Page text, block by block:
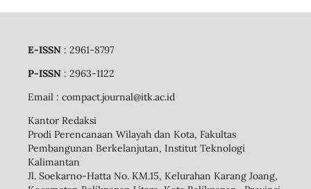
E-ISSN : 2961-8797
P-ISSN : 2963-1122
Email : compact.journal@itk.ac.id
Kantor Redaksi
Prodi Perencanaan Wilayah dan Kota, Fakultas
Pembangunan Berkelanjutan, Institut Teknologi
Kalimantan
Jl. Soekarno-Hatta No. KM.15, Kelurahan Karang Joang,